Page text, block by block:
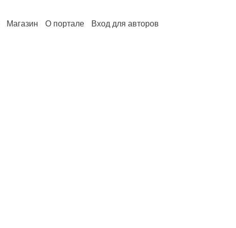
Магазин О портале Вход для авторов